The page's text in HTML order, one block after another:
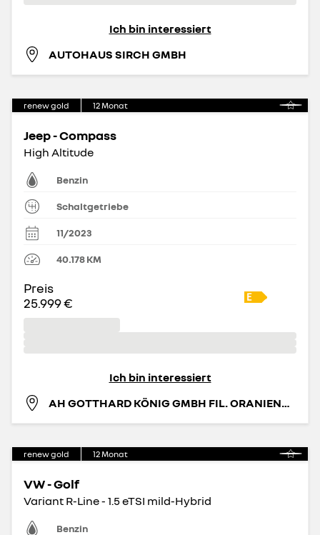
Ich bin interessiert
AUTOHAUS SIRCH GMBH
renew gold 12Monat
Jeep - Compass
High Altitude
Benzin
Schaltgetriebe
11/2023
40.178KM
Preis
25.999 €
Ich bin interessiert
AH GOTTHARD KÖNIG GMBH FIL. ORANIENBURG
renew gold 12Monat
VW - Golf
Variant R-Line - 1.5 eTSI mild-Hybrid
Benzin